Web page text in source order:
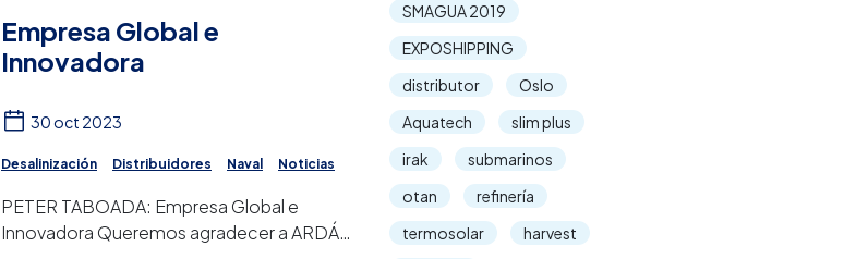
SMAGUA 2019
EXPOSHIPPING
distributor
Oslo
Aquatech
slim plus
irak
submarinos
otan
refinería
termosolar
harvest
Empresa Global e
Innovadora
30 oct 2023
Desalinización Distribuidores Naval Noticias
PETER TABOADA: Empresa Global e
Innovadora Queremos agradecer a ARDÁN,